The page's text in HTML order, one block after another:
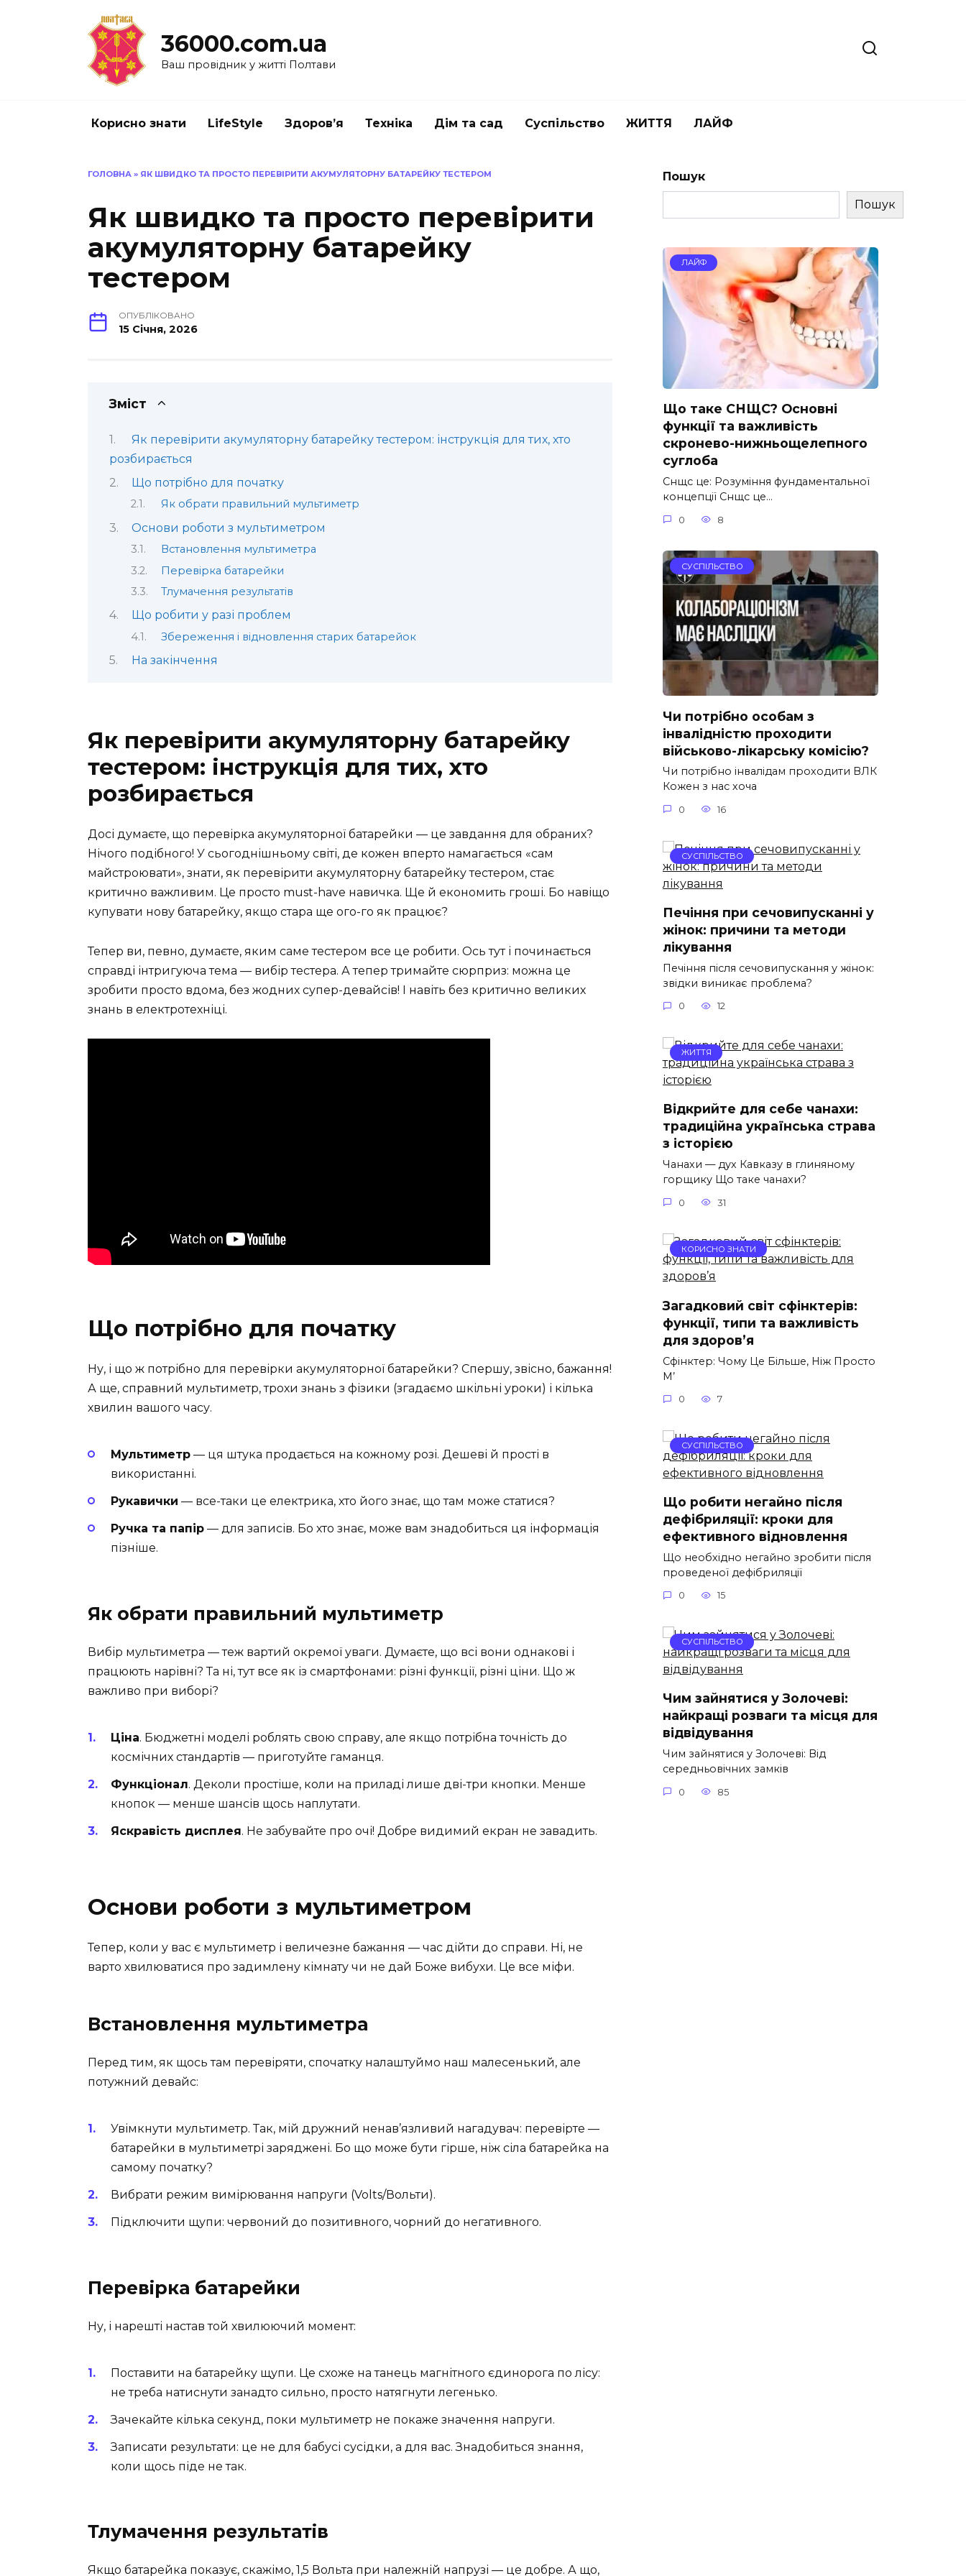
36000.com.ua
Ваш провідник у житті Полтави
Корисно знати LifeStyle Здоров’я Техніка Дім та сад Суспільство ЖИТТЯ ЛАЙФ
ГОЛОВНА » ЯК ШВИДКО ТА ПРОСТО ПЕРЕВІРИТИ АКУМУЛЯТОРНУ БАТАРЕЙКУ ТЕСТЕРОМ
Як швидко та просто перевірити
акумуляторну батарейку
тестером
ОПУБЛІКОВАНО
15 Січня, 2026
Зміст
Як перевірити акумуляторну батарейку тестером: інструкція для тих, хто
розбирається
Що потрібно для початку
Як обрати правильний мультиметр
Основи роботи з мультиметром
Встановлення мультиметра
Перевірка батарейки
Тлумачення результатів
Що робити у разі проблем
Збереження і відновлення старих батарейок
На закінчення
Як перевірити акумуляторну батарейку
тестером: інструкція для тих, хто
розбирається
Досі думаєте, що перевірка акумуляторної батарейки — це завдання для обраних?
Нічого подібного! У сьогоднішньому світі, де кожен вперто намагається «сам
майстроювати», знати, як перевірити акумуляторну батарейку тестером, стає
критично важливим. Це просто must-have навичка. Ще й економить гроші. Бо навіщо
купувати нову батарейку, якщо стара ще ого-го як працює?
Тепер ви, певно, думаєте, яким саме тестером все це робити. Ось тут і починається
справді інтригуюча тема — вибір тестера. А тепер тримайте сюрприз: можна це
зробити просто вдома, без жодних супер-девайсів! І навіть без критично великих
знань в електротехніці.
Що потрібно для початку
Ну, і що ж потрібно для перевірки акумуляторної батарейки? Спершу, звісно, бажання!
А ще, справний мультиметр, трохи знань з фізики (згадаємо шкільні уроки) і кілька
хвилин вашого часу.
Мультиметр — ця штука продається на кожному розі. Дешеві й прості в
використанні.
Рукавички — все-таки це електрика, хто його знає, що там може статися?
Ручка та папір — для записів. Бо хто знає, може вам знадобиться ця інформація
пізніше.
Як обрати правильний мультиметр
Вибір мультиметра — теж вартий окремої уваги. Думаєте, що всі вони однакові і
працюють нарівні? Та ні, тут все як із смартфонами: різні функції, різні ціни. Що ж
важливо при виборі?
Ціна. Бюджетні моделі роблять свою справу, але якщо потрібна точність до
космічних стандартів — приготуйте гаманця.
Функціонал. Деколи простіше, коли на приладі лише дві-три кнопки. Менше
кнопок — менше шансів щось наплутати.
Яскравість дисплея. Не забувайте про очі! Добре видимий екран не завадить.
Основи роботи з мультиметром
Тепер, коли у вас є мультиметр і величезне бажання — час дійти до справи. Ні, не
варто хвилюватися про задимлену кімнату чи не дай Боже вибухи. Це все міфи.
Встановлення мультиметра
Перед тим, як щось там перевіряти, спочатку налаштуймо наш малесенький, але
потужний девайс:
Увімкнути мультиметр. Так, мій дружний ненав’язливий нагадувач: перевірте —
батарейки в мультиметрі заряджені. Бо що може бути гірше, ніж сіла батарейка на
самому початку?
Вибрати режим вимірювання напруги (Volts/Вольти).
Підключити щупи: червоний до позитивного, чорний до негативного.
Перевірка батарейки
Ну, і нарешті настав той хвилюючий момент:
Поставити на батарейку щупи. Це схоже на танець магнітного єдинорога по лісу:
не треба натиснути занадто сильно, просто натягнути легенько.
Зачекайте кілька секунд, поки мультиметр не покаже значення напруги.
Записати результати: це не для бабусі сусідки, а для вас. Знадобиться знання,
коли щось піде не так.
Тлумачення результатів
Якщо батарейка показує, скажімо, 1,5 Вольта при належній напрузі — це добре. А що,
Пошук
Пошук
ЛАЙФ
Що таке СНЩС? Основні
функції та важливість
скронево-нижньощелепного
суглоба
Снщс це: Розуміння фундаментальної
концепції Снщс це…
0 8
СУСПІЛЬСТВО
Чи потрібно особам з
інвалідністю проходити
військово-лікарську комісію?
Чи потрібно інвалідам проходити ВЛК
Кожен з нас хоча
0 16
СУСПІЛЬСТВО
Печіння при сечовипусканні у
жінок: причини та методи
лікування
Печіння після сечовипускання у жінок:
звідки виникає проблема?
0 12
ЖИТТЯ
Відкрийте для себе чанахи:
традиційна українська страва
з історією
Чанахи — дух Кавказу в глиняному
горщику Що таке чанахи?
0 31
КОРИСНО ЗНАТИ
Загадковий світ сфінктерів:
функції, типи та важливість
для здоров’я
Сфінктер: Чому Це Більше, Ніж Просто
М’
0 7
СУСПІЛЬСТВО
Що робити негайно після
дефібриляції: кроки для
ефективного відновлення
Що необхідно негайно зробити після
проведеної дефібриляції
0 15
СУСПІЛЬСТВО
Чим зайнятися у Золочеві:
найкращі розваги та місця для
відвідування
Чим зайнятися у Золочеві: Від
середньовічних замків
0 85